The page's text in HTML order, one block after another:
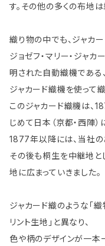
す。その他の多くの布地は
織り物の中でも、ジャカ
ジョゼフ・マリー・ジャカ
明された自動織機である、
ジャカード織機を使って
このジャカード織機は、
じめて日本（京都・西陣）
1877年以降には、当社
その後も桐生を中継地と
地に広まっていきました。
ジャカード織のような「
リント生地」と異なり、
色や柄のデザインが一本